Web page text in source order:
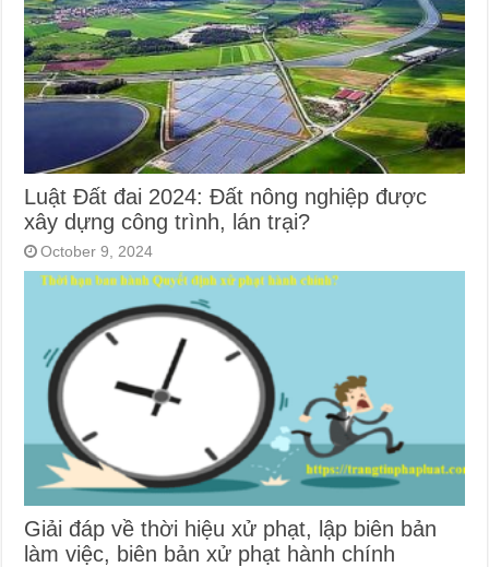
Luật Đất đai 2024: Đất nông nghiệp được
xây dựng công trình, lán trại?
October 9, 2024
Giải đáp về thời hiệu xử phạt, lập biên bản
làm việc, biên bản xử phạt hành chính